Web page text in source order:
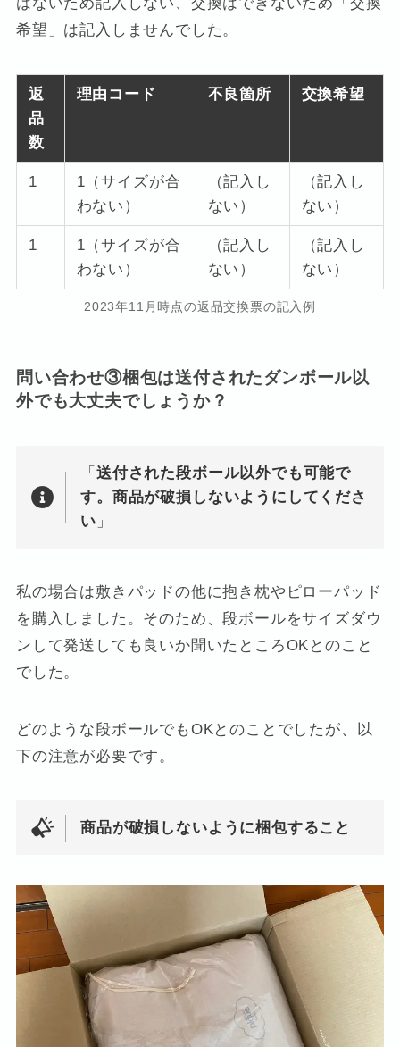
希望」は記入しませんでした。
返
品
数
理由コード 不良箇所 交換希望
1
1（サイズが合
わない）
（記入し
ない）
（記入し
ない）
1
1（サイズが合
わない）
（記入し
ない）
（記入し
ない）
2023年11月時点の返品交換票の記入例
問い合わせ③梱包は送付されたダンボール以
外でも大丈夫でしょうか？
「送付された段ボール以外でも可能で
す。商品が破損しないようにしてくださ
い 」
私の場合は敷きパッドの他に抱き枕やピローパッド
を購入しました。そのため、段ボールをサイズダウ
ンして発送しても良いか聞いたところOKとのこと
でした。
どのような段ボールでもOKとのことでしたが、以
下の注意が必要です。
商品が破損しないように梱包すること